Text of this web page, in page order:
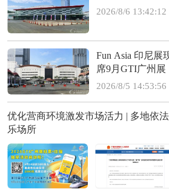
2026/8/6 13:42:12
Fun Asia 印尼展
席9月GTI广州展
2026/8/5 14:53:56
优化营商环境激发市场活力 | 多地依
乐场所